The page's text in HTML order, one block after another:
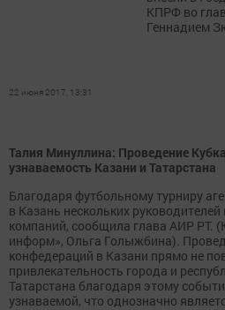
КПРФ во
Геннадием
22 июня 2017, 13:31
Талия Минуллина: Проведение
узнаваемость Казани и Татарстана
Благодаря футбольному турниру
в Казань нескольких
компаний, сообщила глава АИР РТ.
информ», Ольга Голыжбина).
конфедераций в Казани прямо не
привлекательность города и
Татарстана благодаря этому
узнаваемой, что однозначно